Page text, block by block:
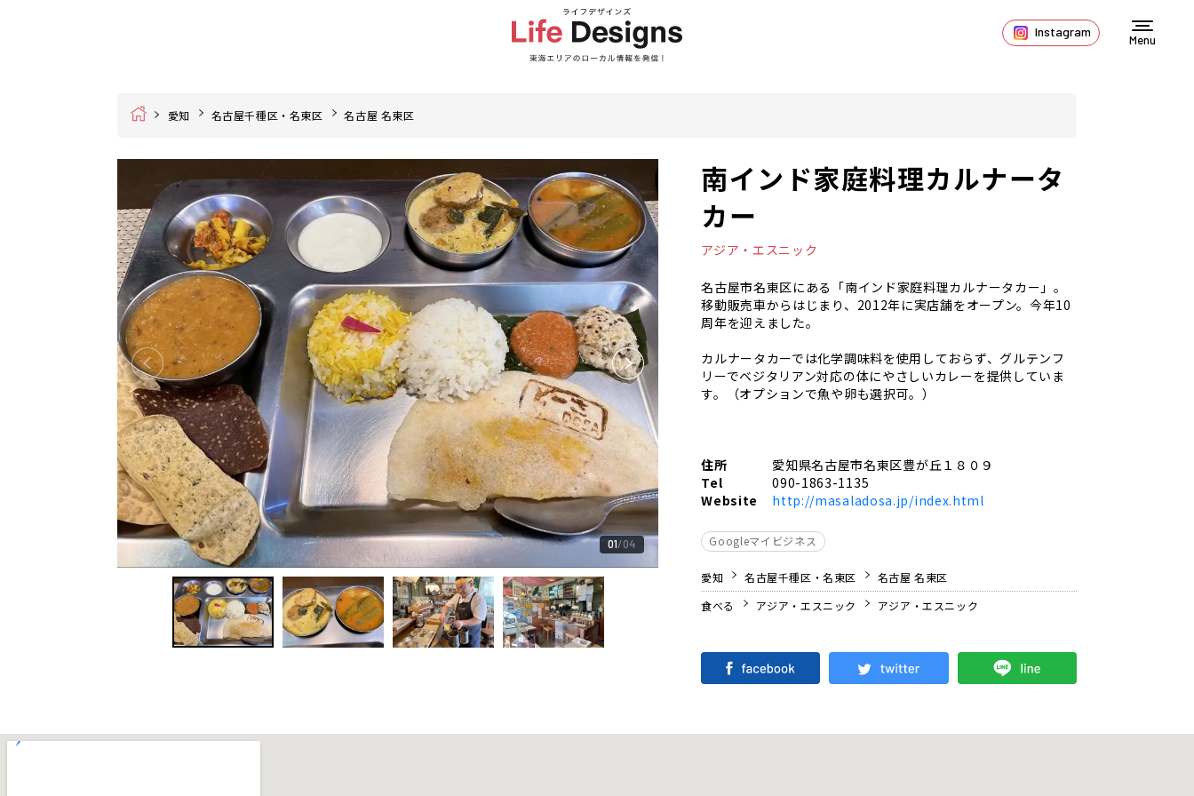
Instagram
Menu
Home 愛知 名古屋千種区・名東区 名古屋 名東区
01 04
南インド家庭料理カルナータ
カー
アジア・エスニック
名古屋市名東区にある「南インド家庭料理カルナータカー」。
移動販売車からはじまり、2012年に実店舗をオープン。今年10
周年を迎えました。
カルナータカーでは化学調味料を使用しておらず、グルテンフ
リーでベジタリアン対応の体にやさしいカレーを提供していま
す。（オプションで魚や卵も選択可。）
住所
愛知県名古屋市名東区豊が丘１８０９
Tel
090-1863-1135
Website
http://masaladosa.jp/index.html
Googleマイビジネス
愛知 名古屋千種区・名東区
名古屋 名東区
食べる
アジア・エスニック アジア・エスニック